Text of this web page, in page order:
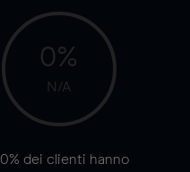
0%
N/A
0% dei clienti hanno